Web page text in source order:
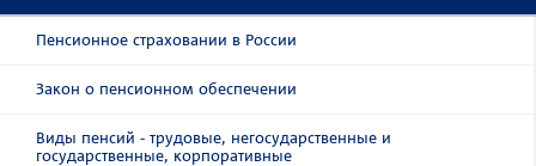
Пенсионное страховании в России
Закон о пенсионном обеспечении
Виды пенсий - трудовые, негосударственные и
государственные, корпоративные